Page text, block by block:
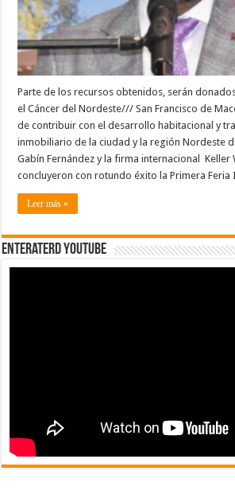
Parte de los recursos obtenidos, serán
el Cáncer del Nordeste/// San Francisco de
de contribuir con el desarrollo habitacional y
inmobiliario de la ciudad y la región Nordeste
Gabín Fernández y la firma internacional Keller
concluyeron con rotundo éxito la Primera
Leer más »
EnterateRD YOUTUBE